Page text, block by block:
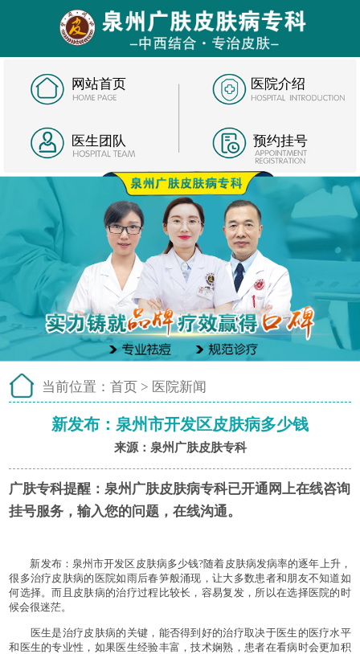
网站首页 医院介绍
医生团队 预约挂号
当前位置： 首页 > 医院新闻
新发布：泉州市开发区皮肤病多少钱
来源：泉州广肤皮肤专科
广肤专科提醒： 泉州广肤皮肤病专科已开通网上在线咨询
挂号服务，输入您的问题，在线沟通。
新发布：泉州市开发区皮肤病多少钱?随着皮肤病发病率的逐年上升，
很多治疗皮肤病的医院如雨后春笋般涌现，让大多数患者和朋友不知道如
何选择。而且皮肤病的治疗过程比较长，容易复发，所以在选择医院的时
候会很迷茫。
医生是治疗皮肤病的关键，能否得到好的治疗取决于医生的医疗水平
和医生的专业性，如果医生经验丰富，技术娴熟，患者在看病时会更加积